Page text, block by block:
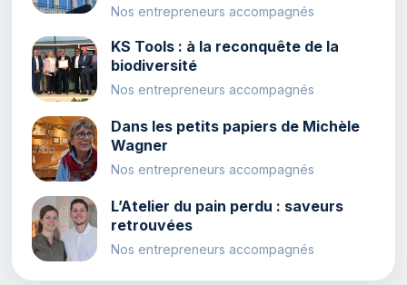
Nos entrepreneurs accompagnés
KS Tools : à la reconquête de la
biodiversité
Nos entrepreneurs accompagnés
Dans les petits papiers de Michèle
Wagner
Nos entrepreneurs accompagnés
L’Atelier du pain perdu : saveurs
retrouvées
Nos entrepreneurs accompagnés